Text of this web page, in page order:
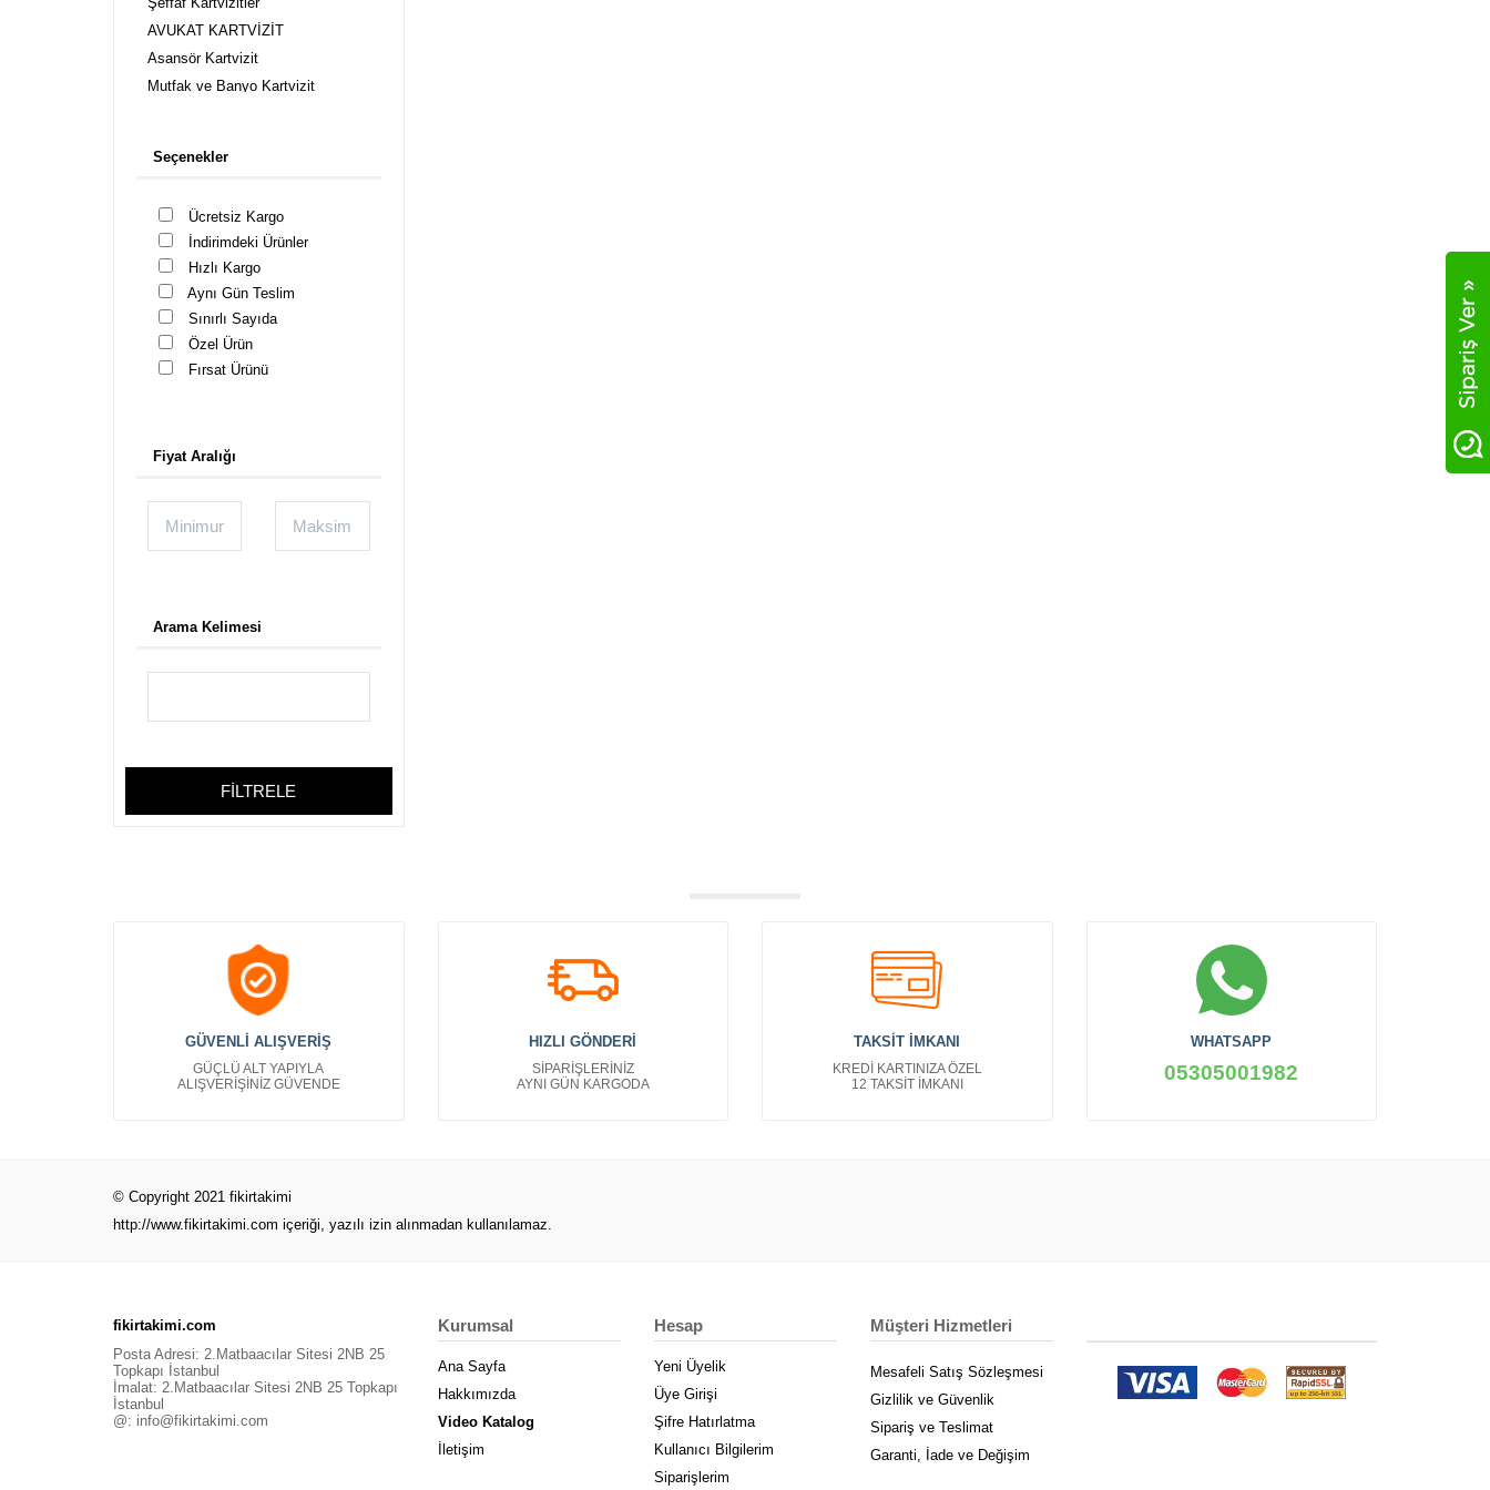
AVUKAT KARTVİZİT
Asansör Kartvizit
Mutfak ve Banyo Kartvizit
Cafe Kartvizitleri
Çiçek Peyzaj Kartvizit
Danışmanlık Kartvizitleri
Diş Hekimi Kartvizit
Doktor Kartvizit
Eczane Kartvizitleri
Emlak Kartvizitleri
İş Güvenlik Uzmanı Kartvizit
Bijuteri Kartvizit
Medikal Kartvizitleri
Özel Ders Kartvizitleri
Rent A Car Kartvizit
Taksi Kartvizit
Av Malzemeleri Kartvizit
Ayakkabıcı Kartvizitleri Bayan
Çanta Kartvizit
Bayan Giyim Kartvizit
Denizcilik Kartvizit
Gıda Kartvizit
Güvenlik Kartvizit
İnşaat Kartvizitleri
İnsan Kaynakları Kartvizit
Kafeterya Restaurant Kartvizit
Kyani Kartvizitleri
Seçenekler
Ücretsiz Kargo
İndirimdeki Ürünler
Hızlı Kargo
Aynı Gün Teslim
Sınırlı Sayıda
Özel Ürün
Fırsat Ürünü
Fiyat Aralığı
Arama Kelimesi
FİLTRELE
GÜVENLİ ALIŞVERİŞ
GÜÇLÜ ALT YAPIYLA
ALIŞVERİŞİNİZ GÜVENDE
HIZLI GÖNDERİ
SİPARİŞLERİNİZ
AYNI GÜN KARGODA
TAKSİT İMKANI
KREDİ KARTINIZA ÖZEL
12 TAKSİT İMKANI
WHATSAPP
05305001982
© Copyright 2021 fikirtakimi
http://www.fikirtakimi.com içeriği, yazılı izin alınmadan kullanılamaz.
fikirtakimi.com
Posta Adresi: 2.Matbaacılar Sitesi 2NB 25
Topkapı İstanbul
İmalat: 2.Matbaacılar Sitesi 2NB 25 Topkapı
İstanbul
@: info@fikirtakimi.com
Kurumsal
Ana Sayfa
Hakkımızda
Video Katalog
İletişim
Hesap
Yeni Üyelik
Üye Girişi
Şifre Hatırlatma
Kullanıcı Bilgilerim
Siparişlerim
Müşteri Hizmetleri
Mesafeli Satış Sözleşmesi
Gizlilik ve Güvenlik
Sipariş ve Teslimat
Garanti, İade ve Değişim